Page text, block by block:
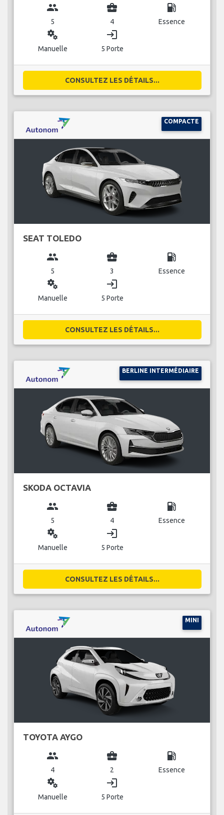
group
5
business_center
4
local_gas_station
Essence
miscellaneous_services
Manuelle
login
5 Porte
CONSULTEZ LES DÉTAILS...
COMPACTE
SEAT TOLEDO
group
5
business_center
3
local_gas_station
Essence
miscellaneous_services
Manuelle
login
5 Porte
CONSULTEZ LES DÉTAILS...
BERLINE INTERMÉDIAIRE
SKODA OCTAVIA
group
5
business_center
4
local_gas_station
Essence
miscellaneous_services
Manuelle
login
5 Porte
CONSULTEZ LES DÉTAILS...
MINI
TOYOTA AYGO
group
4
business_center
2
local_gas_station
Essence
miscellaneous_services
Manuelle
login
5 Porte